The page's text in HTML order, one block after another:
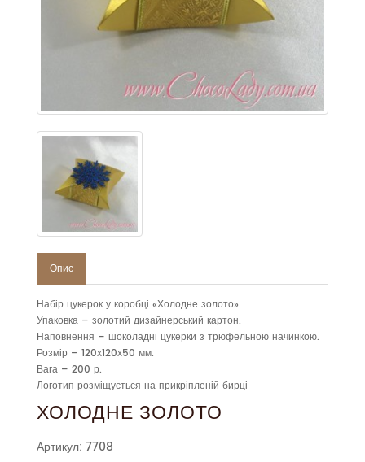
Опис
Набір цукерок у коробці «Холодне золото».
Упаковка – золотий дизайнерський картон.
Наповнення – шоколадні цукерки з трюфельною начинкою.
Розмір – 120х120х50 мм.
Вага – 200 р.
Логотип розміщується на прикріпленій бирці
ХОЛОДНЕ ЗОЛОТО
Артикул: 7708